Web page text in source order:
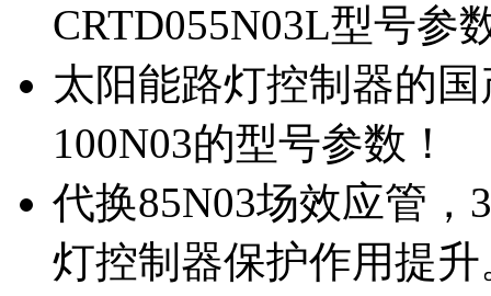
CRTD055N03L型号参
太阳能路灯控制器的
100N03的型号参数！
代换85N03场效应管
灯控制器保护作用提升